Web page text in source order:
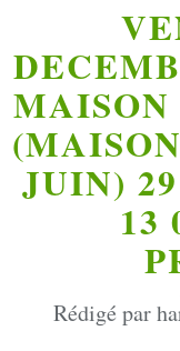
MAISON
JUIN)
13
Rédigé par